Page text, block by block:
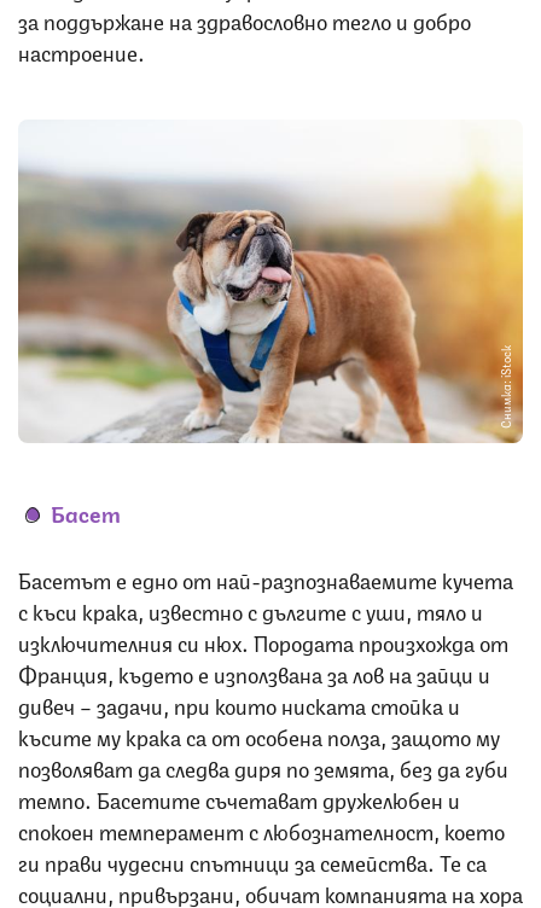
за поддържане на здравословно тегло и добро
настроение.
Снимка: iStock
Басет
Басетът е едно от най-разпознаваемите кучета
с къси крака, известно с дългите с уши, тяло и
изключителния си нюх. Породата произхожда от
Франция, където е използвана за лов на зайци и
дивеч – задачи, при които ниската стойка и
късите му крака са от особена полза, защото му
позволяват да следва диря по земята, без да губи
темпо. Басетите съчетават дружелюбен и
спокоен темперамент с любознателност, което
ги прави чудесни спътници за семейства. Те са
социални, привързани, обичат компанията на хора